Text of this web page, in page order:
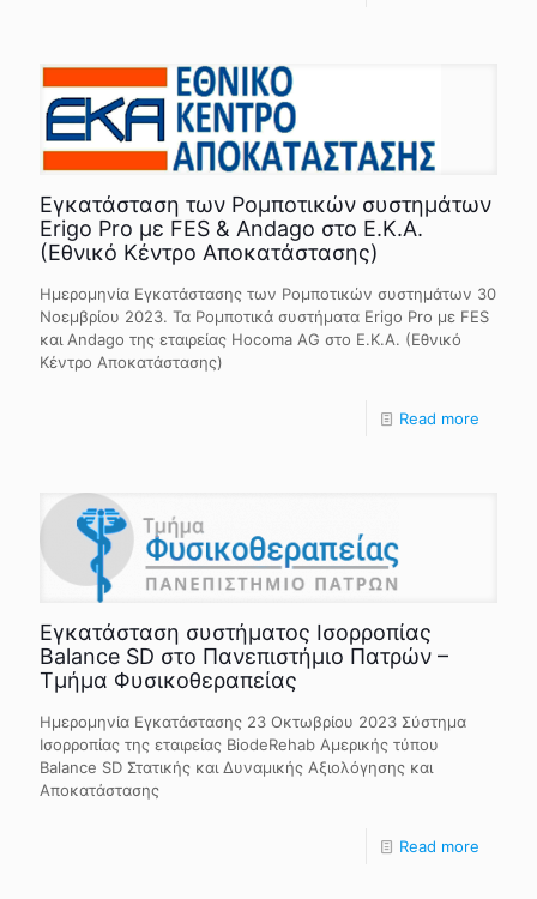
Εγκατάσταση των Ρομποτικών συστημάτων
Erigo Pro με FES & Andago στο Ε.Κ.Α.
(Εθνικό Κέντρο Αποκατάστασης)
Ημερομηνία Εγκατάστασης των Ρομποτικών συστημάτων 30
Νοεμβρίου 2023. Τα Ρομποτικά συστήματα Erigo Pro με FES
και Andago της εταιρείας Hocoma AG στο Ε.Κ.Α. (Εθνικό
Κέντρο Αποκατάστασης)
Read more
Εγκατάσταση συστήματος Ισορροπίας
Balance SD στο Πανεπιστήμιο Πατρών –
Τμήμα Φυσικοθεραπείας
Ημερομηνία Εγκατάστασης 23 Οκτωβρίου 2023 Σύστημα
Ισορροπίας της εταιρείας BiodeRehab Αμερικής τύπου
Balance SD Στατικής και Δυναμικής Αξιολόγησης και
Αποκατάστασης
Read more